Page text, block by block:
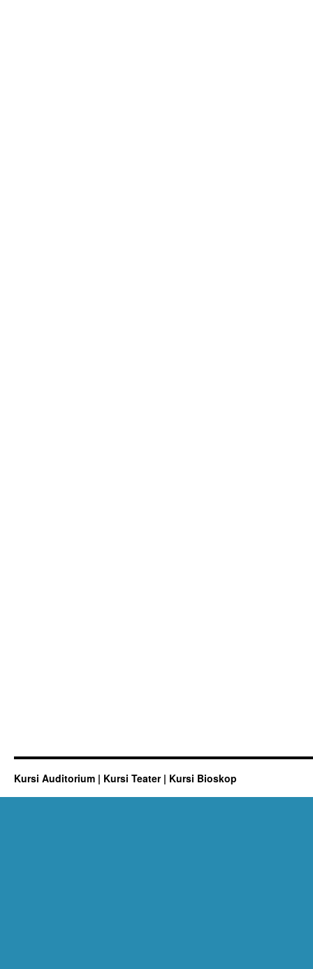
Kursi Auditorium | Kursi Teater | Kursi Bioskop